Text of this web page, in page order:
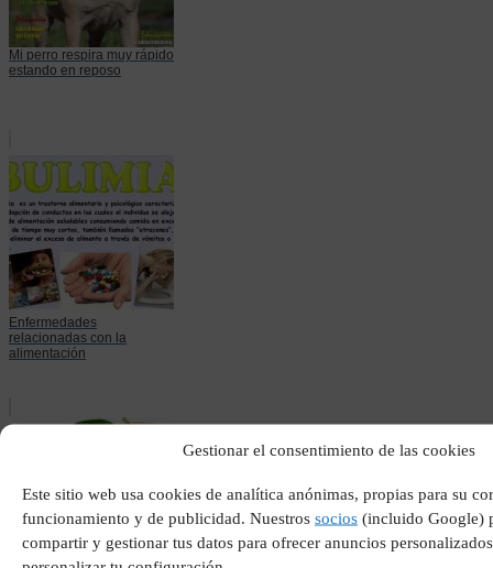
Gestionar el consentimiento de las cookies
Este sitio web usa cookies de analítica anónimas, propias para su
funcionamiento y de publicidad. Nuestros socios (incluido Google)
compartir y gestionar tus datos para ofrecer anuncios
Mi perro respira muy rápido
estando en reposo
Enfermedades
relacionadas con la
alimentación